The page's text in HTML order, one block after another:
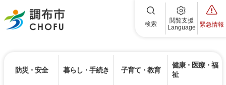
調布市 検索
閲覧支援
Language
緊急情報
防災・安全 暮らし・手続き 子育て・教育
健康・医療・福
祉